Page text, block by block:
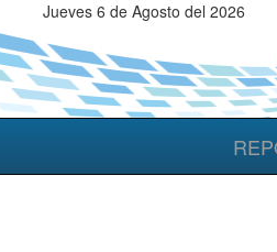
Jueves 6 de Agosto del 2026